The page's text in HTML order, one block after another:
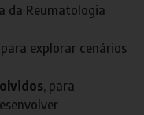
da Reumatologia
para explorar cenários
, para